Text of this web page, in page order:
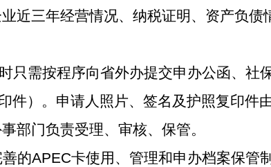
近三年经营情况、纳税证明、资产负债
只需按程序向省外办提交申办公函、社
件）。申请人照片、签名及护照复印件
部门负责受理、审核、保管。
的APEC卡使用、管理和申办档案保管